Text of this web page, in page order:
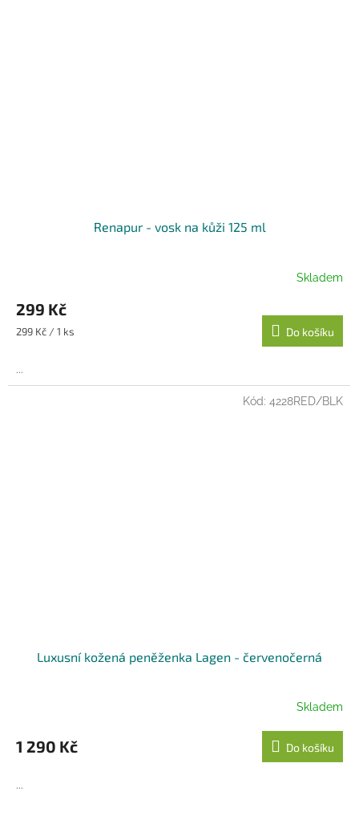
Renapur - vosk na kůži 125 ml
Skladem
299 Kč
Měrná
299 Kč / 1 ks Do košíku
...
Luxusní kožená peněženka Lagen - červenočerná
Skladem
1 290 Kč Do košíku
...
Kód: 4228RED/BLK